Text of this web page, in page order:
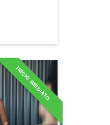
INÍCIO IMEDIATO
em Direito
e Sucessões
curso